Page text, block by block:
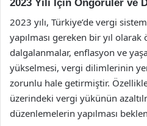
2023 Yılı İçin Öngörüler ve
2023 yılı, Türkiye’de vergi
yapılması gereken bir yıl
dalgalanmalar, enflasyon ve
yükselmesi, vergi dilimlerinin
zorunlu hale getirmiştir.
üzerindeki vergi yükünün
düzenlemelerin yapılması